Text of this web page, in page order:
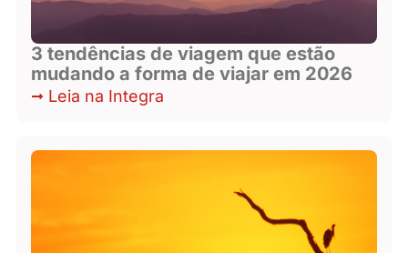
3 tendências de viagem que estão
mudando a forma de viajar em 2026
Leia na Integra